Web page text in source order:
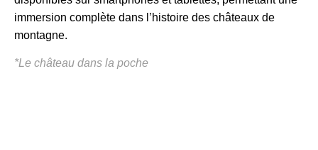
immersion complète dans l’histoire des châteaux de
montagne.
*Le château dans la poche